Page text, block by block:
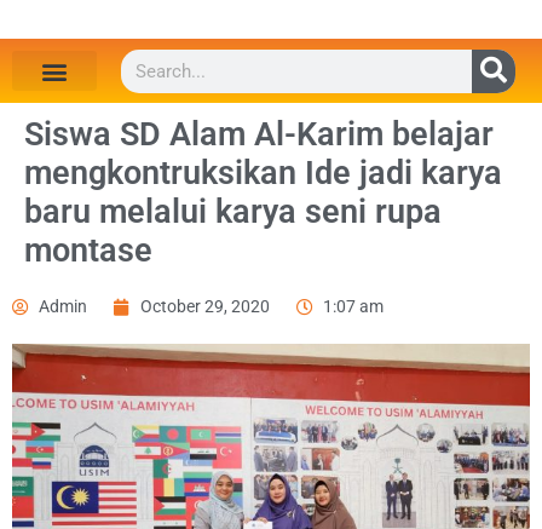
Siswa SD Alam Al-Karim belajar
mengkontruksikan Ide jadi karya
baru melalui karya seni rupa
montase
Admin October 29, 2020 1:07 am